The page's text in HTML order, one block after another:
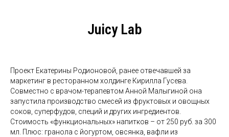
Juicy Lab
Проект Екатерины Родионовой, ранее отвечавшей за
маркетинг в ресторанном холдинге Кирилла Гусева.
Совместно с врачом-терапевтом Анной Малыгиной она
запустила производство смесей из фруктовых и овощных
соков, суперфудов, специй и других ингредиентов.
Стоимость «функциональных» напитков – от 250 руб. за 300
мл. Плюс: гранола с йогуртом, овсянка, вафли из